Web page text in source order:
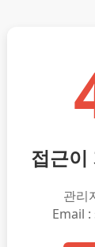
접근이
관리
Email